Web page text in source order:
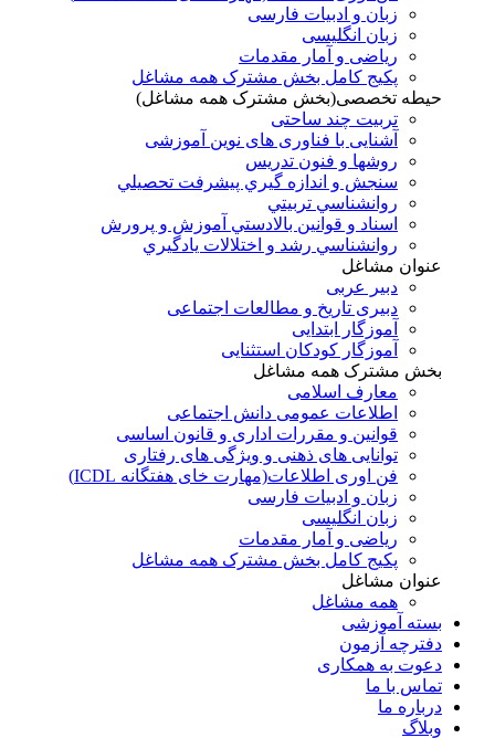
زبان و ادبیات فارسی
زبان انگلیسی
ریاضی و آمار مقدمات
پکیج کامل بخش مشترک همه مشاغل
حیطه تخصصی(بخش مشترک همه مشاغل)
تربیت چند ساحتی
آشنایی با فناوری های نوین آموزشی
روشها و فنون تدريس
سنجش و اندازه گيري پيشرفت تحصيلي
روانشناسي تربيتي
اسناد و قوانين بالادستي آموزش و پرورش
روانشناسي رشد و اختلالات يادگيري
عنوان مشاغل
دبير عربی
دبیری تاریخ و مطالعات اجتماعی
آموزگار ابتدایی
آموزگار کودکان استثنایی
بخش مشترک همه مشاغل
معارف اسلامی
اطلاعات عمومی دانش اجتماعی
قوانین و مقررات اداری و قانون اساسی
توانایی های ذهنی و ویژگی های رفتاری
فن اوری اطلاعات(مهارت خای هفتگانه ICDL)
زبان و ادبیات فارسی
زبان انگلیسی
ریاضی و آمار مقدمات
پکیج کامل بخش مشترک همه مشاغل
عنوان مشاغل
همه مشاغل
بسته آموزشی
دفترچه آزمون
دعوت به همکاری
تماس با ما
درباره ما
وبلاگ